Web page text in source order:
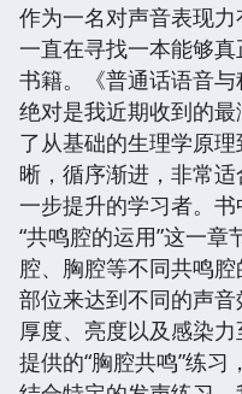
作为一名对声音表现
一直在寻找一本能够
书籍。《普通话语音与
绝对是我近期收到的
了从基础的生理学原
晰，循序渐进，非常
一步提升的学习者。
“共鸣腔的运用”这一
腔、胸腔等不同共鸣
部位来达到不同的声
厚度、亮度以及感染
提供的“胸腔共鸣”练